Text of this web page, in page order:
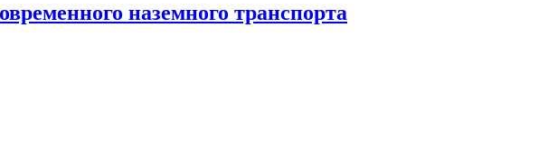
наземного транспорта